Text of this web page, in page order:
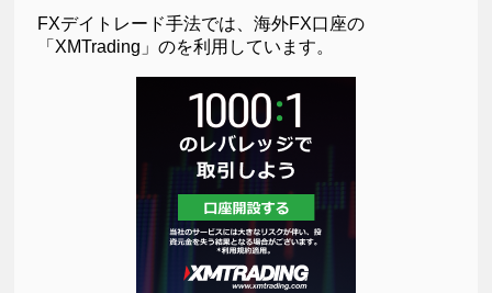
FXデイトレード手法では、海外FX口座の
「XMTrading」のを利用しています。